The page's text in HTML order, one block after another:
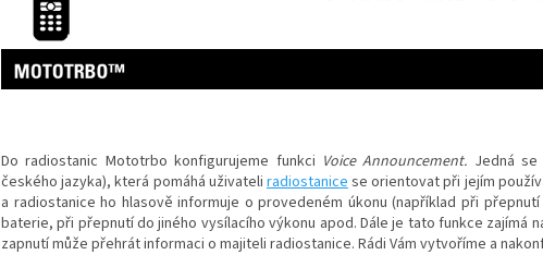
Do radiostanic Mototrbo konfigurujeme funkci Voice Announcement. Jedná
českého jazyka), která pomáhá uživateliradiostanicese orientovat při jejím
a radiostanice ho hlasově informuje o provedeném úkonu (například při
baterie, při přepnutí do jiného vysílacího výkonu apod. Dále je tato funkce
zapnutí může přehrát informaci o majiteli radiostanice. Rádi Vám vytvoříme a